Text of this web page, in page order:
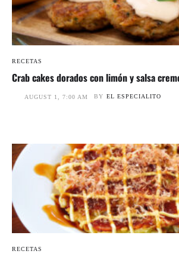
RECETAS
Crab cakes dorados con limón y salsa
AUGUST 1, 7:00 AM BY EL ESPECIALITO
RECETAS